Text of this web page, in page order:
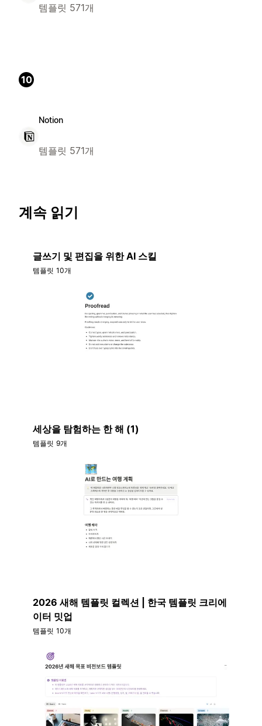
템플릿 571개
10
Notion
템플릿 571개
계속 읽기
글쓰기 및 편집을 위한 AI 스킬
템플릿 10개
세상을 탐험하는 한 해 (1)
템플릿 9개
2026 새해 템플릿 컬렉션 | 한국 템플릿 크리에
이터 밋업
템플릿 10개